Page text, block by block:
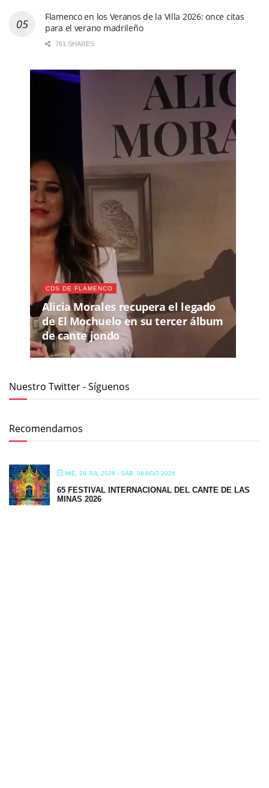
Flamenco en los Veranos de la Villa 2026: once citas
para el verano madrileño
761 SHARES
CDS DE FLAMENCO
Alicia Morales recupera el legado
de El Mochuelo en su tercer álbum
de cante jondo
Nuestro Twitter - Síguenos
Recomendamos
MIÉ, 29 JUL 2026 - SÁB, 08 AGO 2026
65 FESTIVAL INTERNACIONAL DEL CANTE DE LAS
MINAS 2026